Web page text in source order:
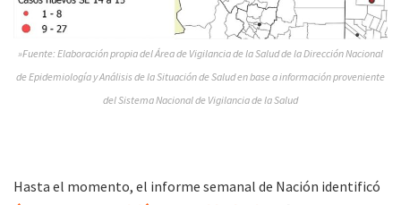
»Fuente: Elaboración propia del Área de Vigilancia de la Salud de la Dirección Nacional
de Epidemiología y Análisis de la Situación de Salud en base a información proveniente
del Sistema Nacional de Vigilancia de la Salud
Hasta el momento, el informe semanal de Nación identificó